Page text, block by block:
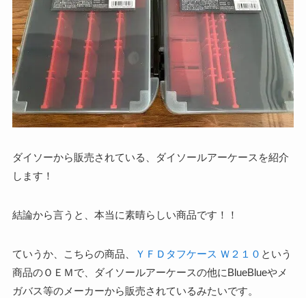
ダイソーから販売されている、ダイソールアーケースを紹介
します！
結論から言うと、本当に素晴らしい商品です！！
ていうか、こちらの商品、 ＹＦＤタフケース Ｗ２１０ という
商品のＯＥＭで、ダイソールアーケースの他にBlueBlueやメ
ガバス等のメーカーから販売されているみたいです。